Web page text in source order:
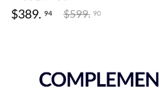
$389. 94 $599. 90